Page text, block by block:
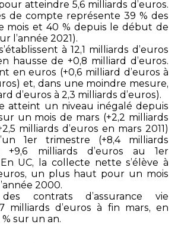
atteindre 5,6 milliards d’euros.
de compte représente 39 % des
mois et 40 % depuis le début de
l’année 2021).
à 12,1 milliards d’euros
hausse de +0,8 milliard d’euros.
en euros (+0,6 milliard d’euros à
et, dans une moindre mesure,
d’euros à 2,3 milliards d’euros).
atteint un niveau inégalé depuis
un mois de mars (+2,2 milliards
milliards d’euros en mars 2011)
1er trimestre (+8,4 milliards
+9,6 milliards d’euros au 1er
UC, la collecte nette s’élève à
un plus haut pour un mois
2000.
contrats d’assurance vie
milliards d’euros à fin mars, en
sur un an.